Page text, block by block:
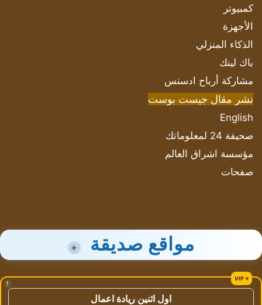
كمبيوتر
الأجهزة
الذكاء المنزلي
باك لينك
مشاركة أرباح ادسنس
نشر مقال جيست بوست
English
صحيفة 24 لمعلوماتك
مؤسسة اشراق العالم
صفحات
مواقع صديقة +
!
اول اثنين ريادة اعمال